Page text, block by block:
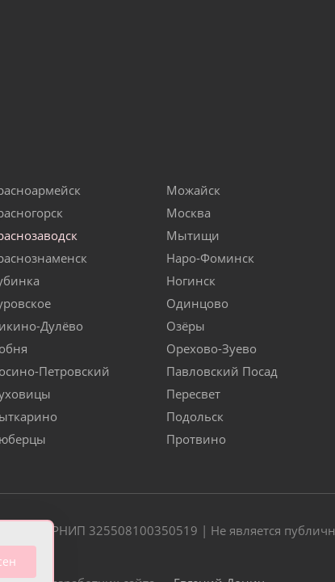
Дулёво
Петровский
Можайск
Москва
Мытищи
Наро-Фоминск
Ногинск
Одинцово
Озёры
Орехово-Зуево
Павловский Посад
Пересвет
Подольск
Протвино
ОГРНИП 325508100350519 | Не является